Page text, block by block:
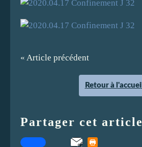
« Article précédent
Retour à l'accueil
Partager cet article